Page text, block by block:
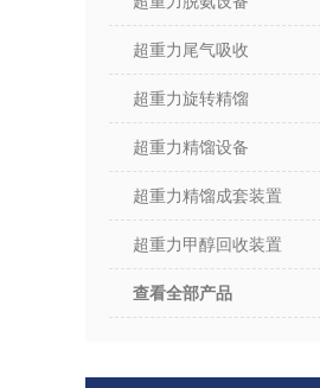
超重力尾气吸收
超重力旋转精馏
超重力精馏设备
超重力精馏成套装置
超重力甲醇回收装置
查看全部产品